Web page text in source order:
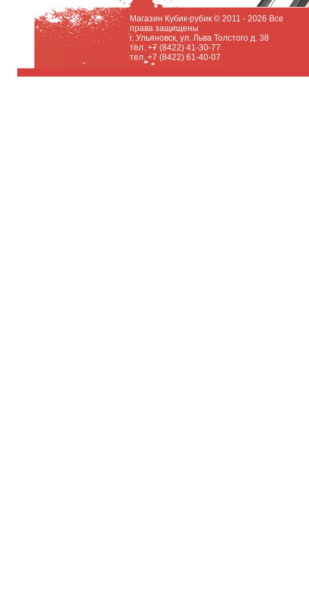
Магазин Кубик-рубик © 2011 - 2026 Все
права защищены
г. Ульяновск, ул. Льва Толстого д. 38
тел. +7 (8422) 41-30-77
тел. +7 (8422) 61-40-07